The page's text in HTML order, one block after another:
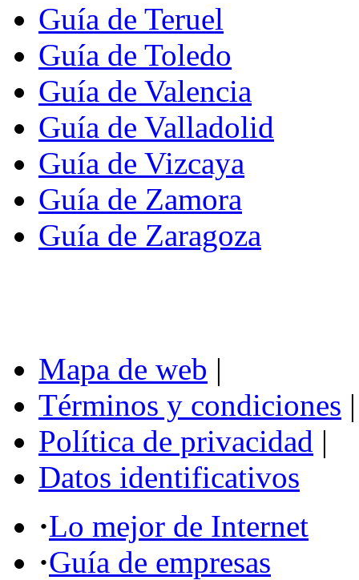
Guía de Teruel
Guía de Toledo
Guía de Valencia
Guía de Valladolid
Guía de Vizcaya
Guía de Zamora
Guía de Zaragoza
Mapa de web |
Términos y condiciones |
Política de privacidad |
Datos identificativos
·Lo mejor de Internet
·Guía de empresas